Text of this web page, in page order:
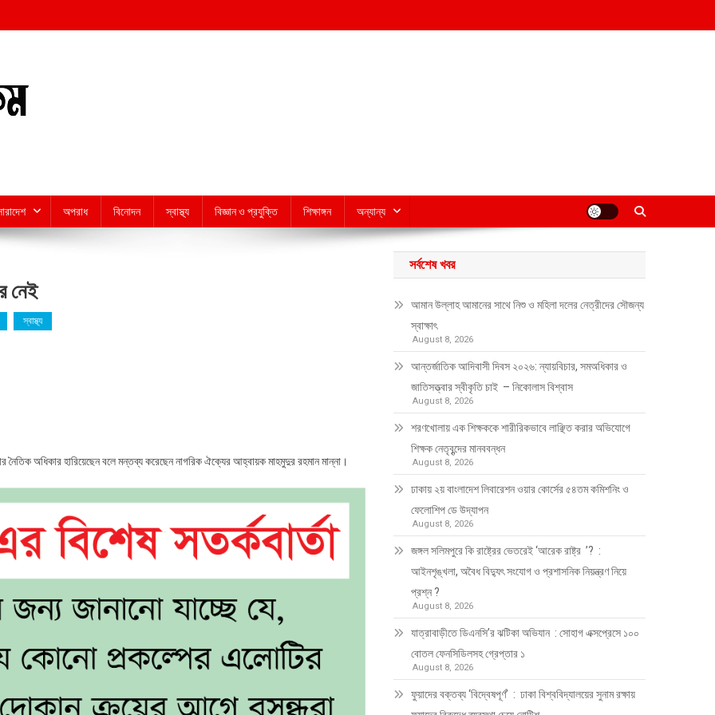
অপরাধ বিনোদন স্বাস্থ্য বিজ্ঞান ও প্রযুক্তি শিক্ষাঙ্গন অন্যান্য
নেই
স্বাস্থ্য
নৈতিক অধিকার হারিয়েছেন বলে মন্তব্য করেছেন নাগরিক ঐক্যের আহ্বায়ক মাহমুদুর রহমান মান্না।
সর্বশেষ খবর
আমান উল্লাহ আমানের সাথে নিশু ও মহিলা দলের নেত্রীদের সৌজন্য
স্বাক্ষাৎ
August 8, 2026
আন্তর্জাতিক আদিবাসী দিবস ২০২৬: ন্যায়বিচার, সমঅধিকার ও
জাতিসত্ত্বার স্বীকৃতি চাই – নিকোলাস বিশ্বাস
August 8, 2026
শরণখোলায় এক শিক্ষককে শারীরিকভাবে লাঞ্ছিত করার অভিযোগে
শিক্ষক নেতৃবৃন্দের মানববন্ধন
August 8, 2026
ঢাকায় ২য় বাংলাদেশ লিবারেশন ওয়ার কোর্সের ৫৪তম কমিশনিং ও
ফেলোশিপ ডে উদ্‌যাপন
August 8, 2026
জঙ্গল সলিমপুরে কি রাষ্ট্রের ভেতরেই ‘আরেক রাষ্ট্র ’? :
আইনশৃঙ্খলা, অবৈধ বিদ্যুৎ সংযোগ ও প্রশাসনিক নিয়ন্ত্রণ নিয়ে
প্রশ্ন ?
August 8, 2026
যাত্রাবাড়ীতে ডিএনসি’র ঝটিকা অভিযান : সোহাগ এক্সপ্রেসে ১০০
বোতল ফেনসিডিলসহ গ্রেপ্তার ১
August 8, 2026
ফুয়াদের বক্তব্য ‘বিদ্বেষপূর্ণ’ : ঢাকা বিশ্ববিদ্যালয়ের সুনাম রক্ষায়